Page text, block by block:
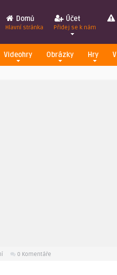
Domů
Hlavní stránka
Účet
Přidej se k nám
Videohry Obrázky Hry
0 Komentáře